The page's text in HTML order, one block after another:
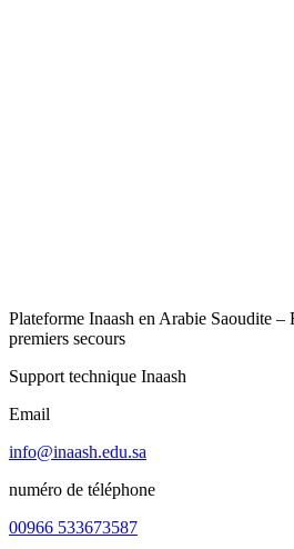
Plateforme Inaash en Arabie Saoudite –
premiers secours
Support technique Inaash
Email
info@inaash.edu.sa
numéro de téléphone
00966 533673587